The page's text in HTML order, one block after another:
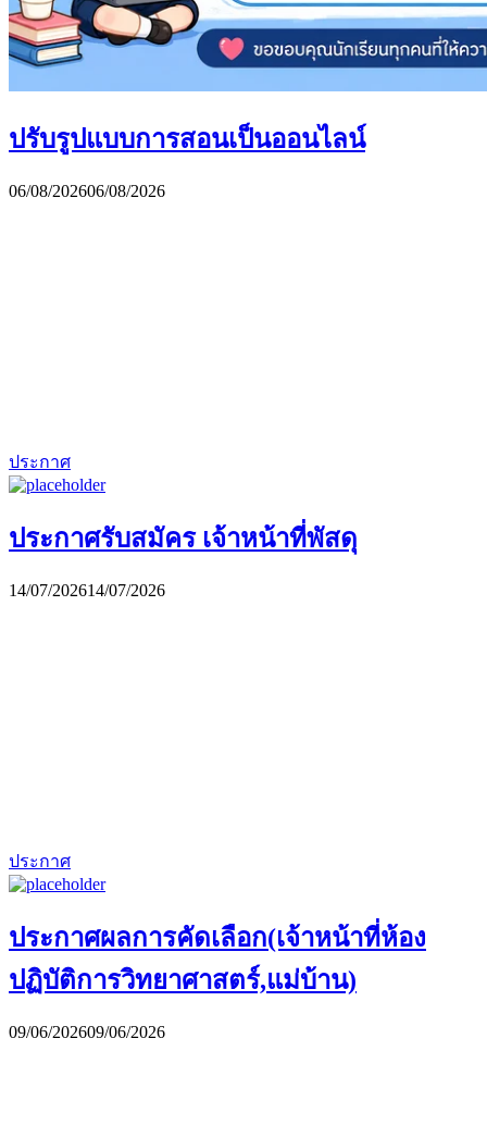
ปรับรูปแบบการสอนเป็นออนไลน์
06/08/202606/08/2026
ประกาศ
ประกาศรับสมัคร เจ้าหน้าที่พัสดุ
14/07/202614/07/2026
ประกาศ
ประกาศผลการคัดเลือก(เจ้าหน้าที่ห้อง
ปฏิบัติการวิทยาศาสตร์,แม่บ้าน)
09/06/202609/06/2026